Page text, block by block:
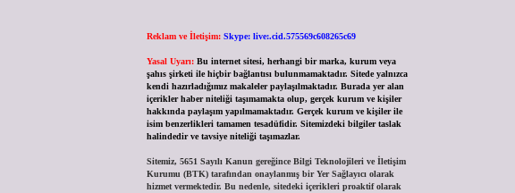
Reklam ve İletişim: Skype: live:.cid.575569c608265c69
Yasal Uyarı: Bu internet sitesi, herhangi bir marka, kurum veya
şahıs şirketi ile hiçbir bağlantısı bulunmamaktadır. Sitede yalnızca
kendi hazırladığımız makaleler paylaşılmaktadır. Burada yer alan
içerikler haber niteliği taşımamakta olup, gerçek kurum ve kişiler
hakkında paylaşım yapılmamaktadır. Gerçek kurum ve kişiler ile
isim benzerlikleri tamamen tesadüfidir. Sitemizdeki bilgiler taslak
halindedir ve tavsiye niteliği taşımazlar.
Sitemiz, 5651 Sayılı Kanun gereğince Bilgi Teknolojileri ve İletişim
Kurumu (BTK) tarafından onaylanmış bir Yer Sağlayıcı olarak
hizmet vermektedir. Bu nedenle, sitedeki içerikleri proaktif olarak